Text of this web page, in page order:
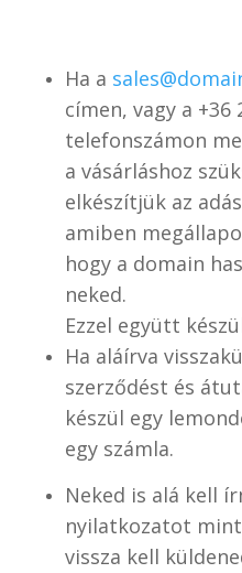
Ha a
címen, vagy a +36
telefonszámon
a vásárláshoz
elkészítjük az
amiben
hogy a domain
neked.
Ezzel együtt
Ha aláírva
szerződést és
készül egy
egy számla.
Neked is alá kell
nyilatkozatot
vissza kell